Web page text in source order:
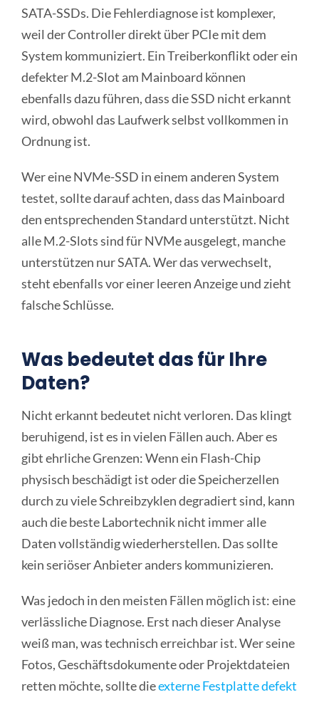
SATA-SSDs. Die Fehlerdiagnose ist komplexer,
weil der Controller direkt über PCIe mit dem
System kommuniziert. Ein Treiberkonflikt oder ein
defekter M.2-Slot am Mainboard können
ebenfalls dazu führen, dass die SSD nicht erkannt
wird, obwohl das Laufwerk selbst vollkommen in
Ordnung ist.
Wer eine NVMe-SSD in einem anderen System
testet, sollte darauf achten, dass das Mainboard
den entsprechenden Standard unterstützt. Nicht
alle M.2-Slots sind für NVMe ausgelegt, manche
unterstützen nur SATA. Wer das verwechselt,
steht ebenfalls vor einer leeren Anzeige und zieht
falsche Schlüsse.
Was bedeutet das für Ihre
Daten?
Nicht erkannt bedeutet nicht verloren. Das klingt
beruhigend, ist es in vielen Fällen auch. Aber es
gibt ehrliche Grenzen: Wenn ein Flash-Chip
physisch beschädigt ist oder die Speicherzellen
durch zu viele Schreibzyklen degradiert sind, kann
auch die beste Labortechnik nicht immer alle
Daten vollständig wiederherstellen. Das sollte
kein seriöser Anbieter anders kommunizieren.
Was jedoch in den meisten Fällen möglich ist: eine
verlässliche Diagnose. Erst nach dieser Analyse
weiß man, was technisch erreichbar ist. Wer seine
Fotos, Geschäftsdokumente oder Projektdateien
retten möchte, sollte dieexterne Festplatte defekt